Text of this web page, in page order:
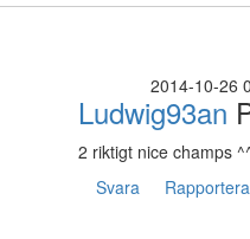
2014-10-26
Ludwig93an
2 riktigt nice champs
Svara
Rapportera